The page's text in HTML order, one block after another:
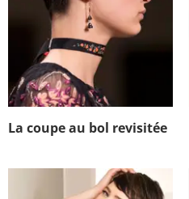
La coupe au bol revisitée